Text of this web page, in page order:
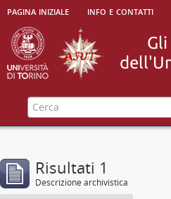
pagina iniziale info e contatti
Risultati 1
Descrizione archivistica